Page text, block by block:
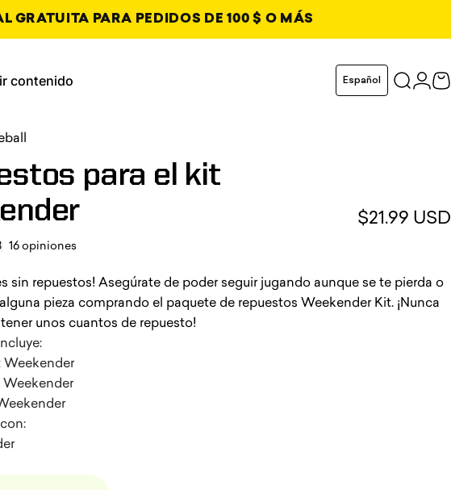
GRATUITA PARA PEDIDOS DE 100 $ O MÁS
contenido
Idioma
Español
Buscar
para el kit
$21.99 USD
16 opiniones16 opiniones en total
sin repuestos! Asegúrate de poder seguir jugando aunque se te pierda o
pieza comprando el paquete de repuestos Weekender Kit. ¡Nunca
unos cuantos de repuesto!
Weekender
Weekender
nueva pestaña
nueva pestaña
nueva pestaña